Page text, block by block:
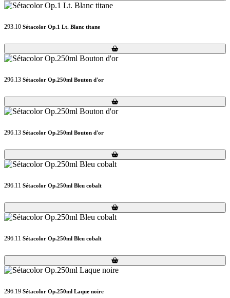
293.10 Sétacolor Op.1 Lt. Blanc titane
Loading...
Loading...
296.13 Sétacolor Op.250ml Bouton d'or
Loading...
Loading...
296.13 Sétacolor Op.250ml Bouton d'or
Loading...
Loading...
296.11 Sétacolor Op.250ml Bleu cobalt
Loading...
Loading...
296.11 Sétacolor Op.250ml Bleu cobalt
Loading...
Loading...
296.19 Sétacolor Op.250ml Laque noire